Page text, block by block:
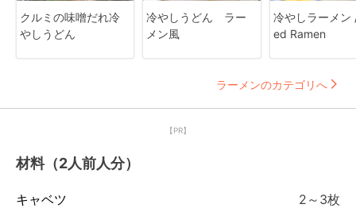
クルミの味噌だれ冷
やしうどん
冷やしうどん ラー
メン風
冷やしラーメン
ed Ramen
ラーメンのカテゴリへ
【PR】
材料（2人前人分）
キャベツ 2～3枚